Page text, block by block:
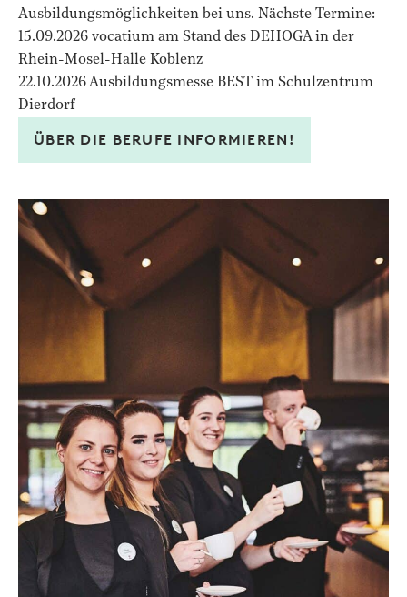
Ausbildungsmöglichkeiten bei uns. Nächste Termine:
15.09.2026 vocatium am Stand des DEHOGA in der
Rhein-Mosel-Halle Koblenz
22.10.2026 Ausbildungsmesse BEST im Schulzentrum
Dierdorf
ÜBER DIE BERUFE INFORMIEREN!